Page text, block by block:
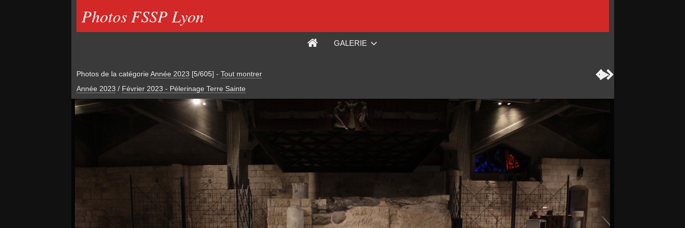
Photos FSSP Lyon
GALERIE
Photos de la catégorie Année 2023 [5/605] - Tout montrer
Année 2023 / Février 2023 - Pélerinage Terre Sainte
